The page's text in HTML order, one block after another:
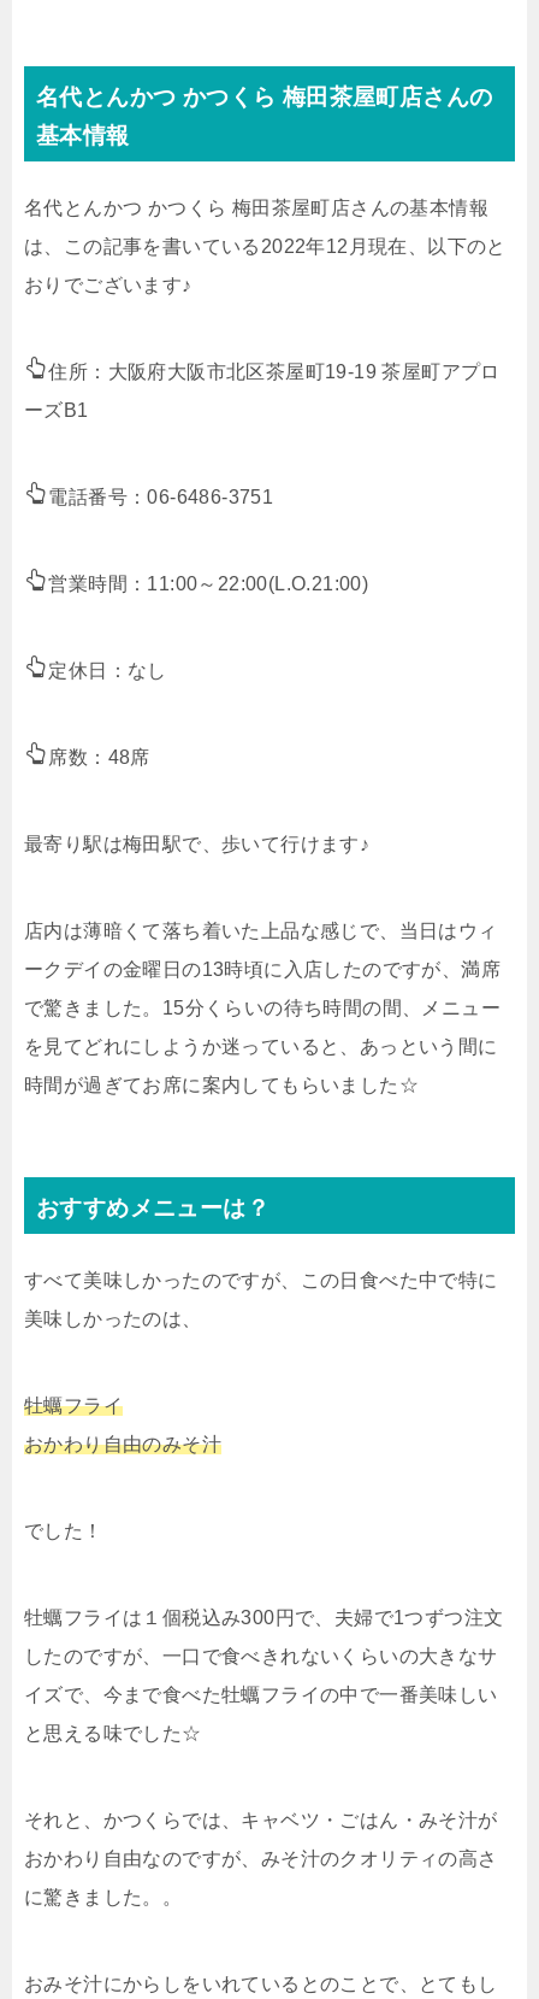
名代とんかつ かつくら 梅田茶屋町店さんの
基本情報
名代とんかつ かつくら 梅田茶屋町店さんの基本情報
は、この記事を書いている2022年12月現在、以下のと
おりでございます♪
住所：大阪府大阪市北区茶屋町19-19 茶屋町アプロ
ーズB1
電話番号：06-6486-3751
営業時間：11:00～22:00(L.O.21:00)
定休日：なし
席数：48席
最寄り駅は梅田駅で、歩いて行けます♪
店内は薄暗くて落ち着いた上品な感じで、当日はウィ
ークデイの金曜日の13時頃に入店したのですが、満席
で驚きました。15分くらいの待ち時間の間、メニュー
を見てどれにしようか迷っていると、あっという間に
時間が過ぎてお席に案内してもらいました☆
おすすめメニューは？
すべて美味しかったのですが、この日食べた中で特に
美味しかったのは、
牡蠣フライ
おかわり自由のみそ汁
でした！
牡蠣フライは１個税込み300円で、夫婦で1つずつ注文
したのですが、一口で食べきれないくらいの大きなサ
イズで、今まで食べた牡蠣フライの中で一番美味しい
と思える味でした☆
それと、かつくらでは、キャベツ・ごはん・みそ汁が
おかわり自由なのですが、みそ汁のクオリティの高さ
に驚きました。。
おみそ汁にからしをいれているとのことで、とてもし